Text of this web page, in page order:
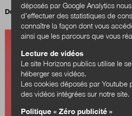
Des citoyens-controleurs des dettes
déposés par Google Analytics
d’effectuer des statistiques de
connaître la façon dont vous
ainsi que les parcours que vous
Lecture de vidéos
Le site Horizons publics utilise le
héberger ses vidéos.
Les cookies déposés par Youtube
des vidéos intégrées sur notre site.
Politique « Zéro publicité »